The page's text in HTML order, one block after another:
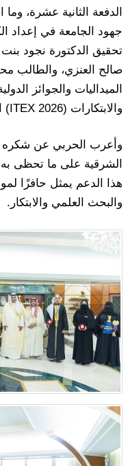
الدفعة الثانية عشرة،
جهود الجامعة في إعداد
تحقيق الدكتورة نجود
صالح العنزي، والطالب
الميداليات والجوائز
والابتكارات (ITEX 2026) الذي أُقيم في ماليزيا.
وأعرب الحربي عن شكره
الشرقية على ما تحظى
هذا الدعم يمثل حافزًا
والبحث العلمي والابتكار.